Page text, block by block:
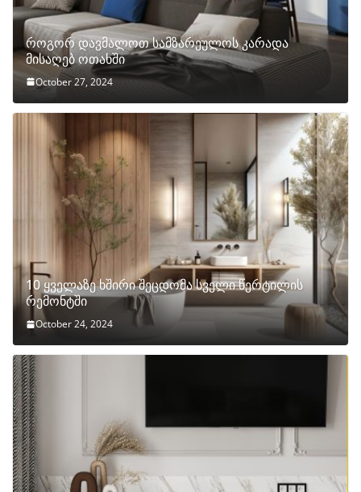
როგორ დავმალოთ სამზარეულოს კარადა
მისაღებ ოთახში
October 27, 2024
10 ყველაზე ხშირი შეცდომა სველი წერტილის
რემონტში
October 24, 2024